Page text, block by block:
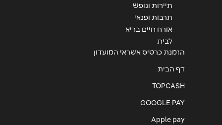
תיירות ונופש
תרבות ופנאי
אורח חיים בריא
לבית
הזמנת כרטיס אשראי המועדון
דף הבית
TOPCASH
GOOGLE PAY
Apple pay